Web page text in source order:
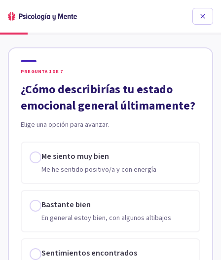
PREGUNTA 1 DE 7
¿Cómo describirías tu estado
emocional general últimamente?
Elige una opción para avanzar.
Me siento muy bien
Me he sentido positivo/a y con energía
Bastante bien
En general estoy bien, con algunos altibajos
Sentimientos encontrados